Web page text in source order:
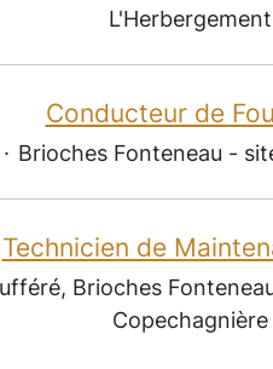
L'Herbergement
Conducteur de
· Brioches Fonteneau -
Technicien de
Brioches
Copechagnière